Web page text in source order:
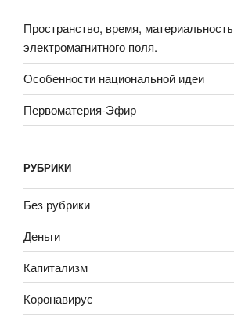
Пространство, время, материальность
электромагнитного поля.
Особенности национальной идеи
Первоматерия-Эфир
РУБРИКИ
Без рубрики
Деньги
Капитализм
Коронавирус